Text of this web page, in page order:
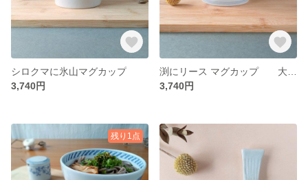
シロクマに氷山マグカップ
3,740円
3,740円
残り1点